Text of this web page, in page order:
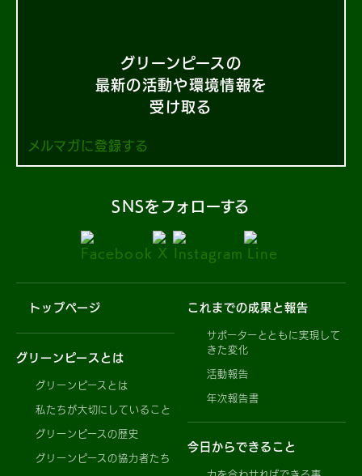
グリーンピースの
最新の活動や環境情報を
受け取る
メルマガに登録する
SNSをフォローする
トップページ
グリーンピースとは
グリーンピースとは
私たちが大切にしていること
グリーンピースの歴史
グリーンピースの協力者たち
これまでの成果と報告
サポーターとともに実現して
きた変化
活動報告
年次報告書
今日からできること